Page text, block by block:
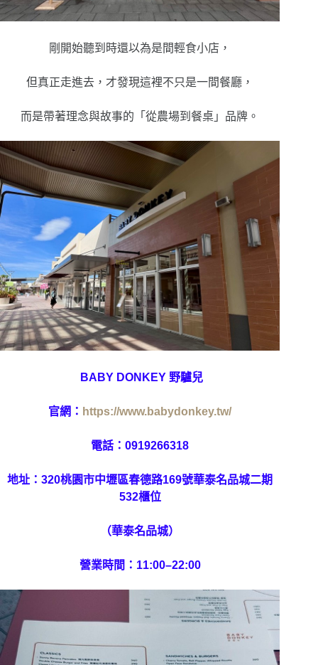
剛開始聽到時還以為是間輕食小店，
但真正走進去，才發現這裡不只是一間餐廳，
而是帶著理念與故事的「從農場到餐桌」品牌。
BABY DONKEY 野驢兒
官網： https://www.babydonkey.tw/
電話：0919266318
地址：320桃園市中壢區春德路169號華泰名品城二期
532櫃位
（華泰名品城）
營業時間：11:00–22:00